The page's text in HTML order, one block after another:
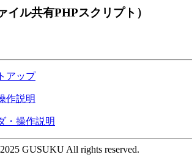
イル共有PHPスクリプト）
アップ
作説明
・操作説明
GUSUKU All rights reserved.